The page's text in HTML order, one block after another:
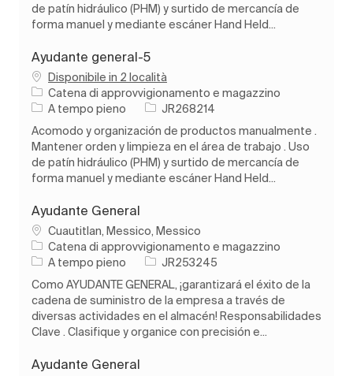
de patín hidráulico (PHM) y surtido de mercancía de
forma manuel y mediante escáner Hand Held...
Ayudante general-5
Disponibile in 2 località
Categoria
Catena di approvvigionamento e magazzino
Tipo di lavoro
A tempo pieno ID processo
JR268214
Acomodo y organización de productos manualmente .
Mantener orden y limpieza en el área de trabajo . Uso
de patín hidráulico (PHM) y surtido de mercancía de
forma manuel y mediante escáner Hand Held...
Ayudante General
Ubicazione
Cuautitlan, Messico, Messico
Categoria
Catena di approvvigionamento e magazzino
Tipo di lavoro
A tempo pieno ID processo
JR253245
Como AYUDANTE GENERAL, ¡garantizará el éxito de la
cadena de suministro de la empresa a través de
diversas actividades en el almacén! Responsabilidades
Clave . Clasifique y organice con precisión e...
Ayudante General